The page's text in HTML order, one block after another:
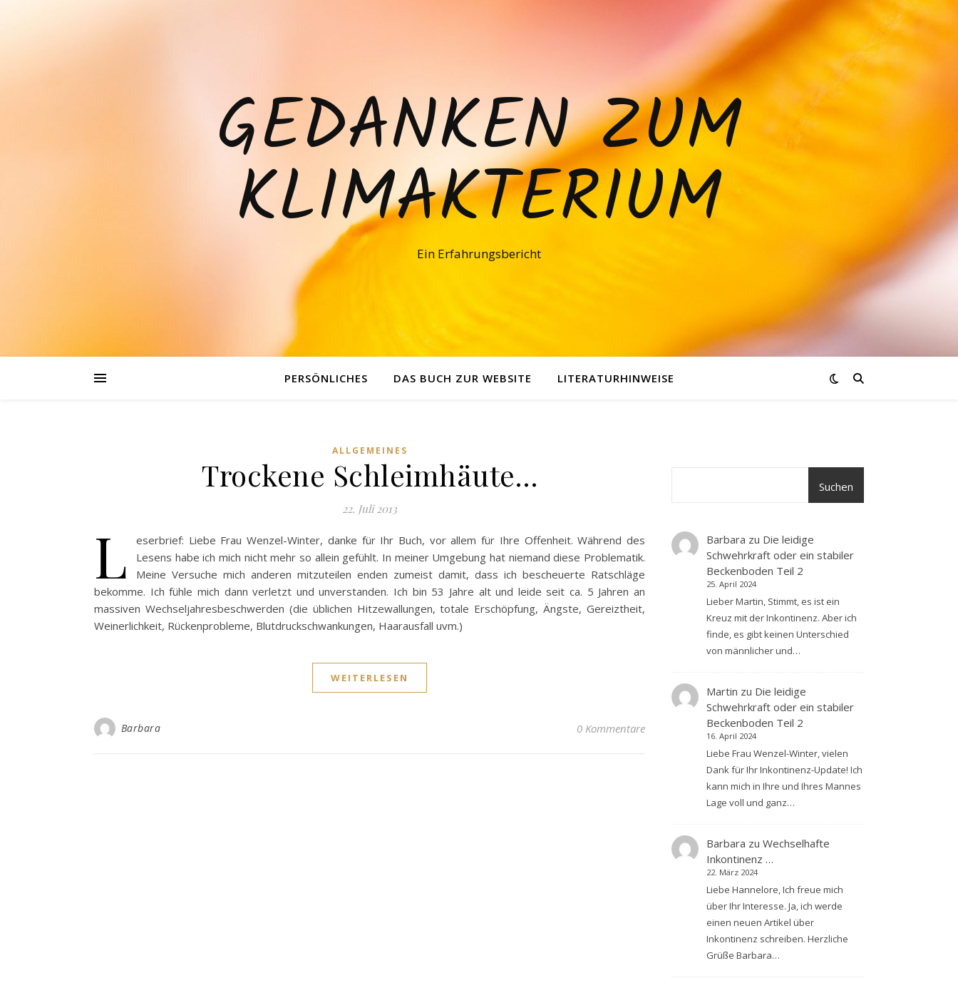
GEDANKEN ZUM
KLIMAKTERIUM
Ein Erfahrungsbericht
PERSÖNLICHES DAS BUCH ZUR WEBSITE LITERATURHINWEISE
ALLGEMEINES
Trockene Schleimhäute…
22. Juli 2013
L
eserbrief: Liebe Frau Wenzel-Winter, danke für Ihr Buch, vor allem für Ihre Offenheit. Während des
Lesens habe ich mich nicht mehr so allein gefühlt. In meiner Umgebung hat niemand diese Problematik.
Meine Versuche mich anderen mitzuteilen enden zumeist damit, dass ich bescheuerte Ratschläge
bekomme. Ich fühle mich dann verletzt und unverstanden. Ich bin 53 Jahre alt und leide seit ca. 5 Jahren an
massiven Wechseljahresbeschwerden (die üblichen Hitzewallungen, totale Erschöpfung, Ängste, Gereiztheit,
Weinerlichkeit, Rückenprobleme, Blutdruckschwankungen, Haarausfall uvm.)
WEITERLESEN
Barbara 0 Kommentare
Suchen
Barbara zu Die leidige
Schwehrkraft oder ein stabiler
Beckenboden Teil 2
25. April 2024
Lieber Martin, Stimmt, es ist ein
Kreuz mit der Inkontinenz. Aber ich
finde, es gibt keinen Unterschied
von männlicher und…
Martin zu Die leidige
Schwehrkraft oder ein stabiler
Beckenboden Teil 2
16. April 2024
Liebe Frau Wenzel-Winter, vielen
Dank für Ihr Inkontinenz-Update! Ich
kann mich in Ihre und Ihres Mannes
Lage voll und ganz…
Barbara zu Wechselhafte
Inkontinenz …
22. März 2024
Liebe Hannelore, Ich freue mich
über Ihr Interesse. Ja, ich werde
einen neuen Artikel über
Inkontinenz schreiben. Herzliche
Grüße Barbara…